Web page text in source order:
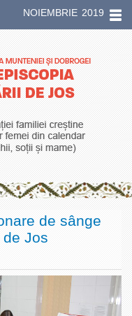
NOIEMBRIE 2019
de sânge
Jos